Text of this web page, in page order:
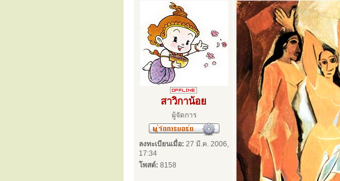
สาวิกาน้อย
ผู้จัดการ
ลงทะเบียนเมื่อ: 27 มี.ค. 2006,
17:34
โพสต์: 8158